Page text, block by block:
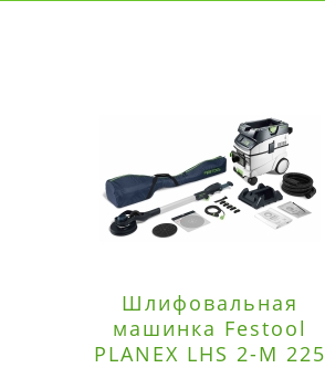
Шлифовальная
машинка Festool
PLANEX LHS 2-M 225